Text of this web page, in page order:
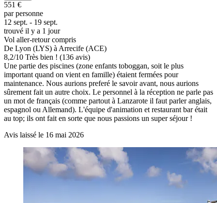
551 €
par personne
12 sept. - 19 sept.
trouvé il y a 1 jour
Vol aller-retour compris
De Lyon (LYS) à Arrecife (ACE)
8,2/10 Très bien ! (136 avis)
Une partie des piscines (zone enfants toboggan, soit le plus
important quand on vient en famille) étaient fermées pour
maintenance. Nous aurions preferé le savoir avant, nous aurions
sûrement fait un autre choix. Le personnel à la réception ne parle pas
un mot de français (comme partout à Lanzarote il faut parler anglais,
espagnol ou Allemand). L'équipe d'animation et restaurant bar était
au top; ils ont fait en sorte que nous passions un super séjour !
Avis laissé le 16 mai 2026